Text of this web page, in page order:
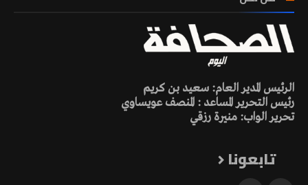
الرئيس المدير العام: سعيد بن كريم
رئيس التحرير المساعد : المنصف عويساوي
تحرير الواب: منيرة رزقي
تابعونا